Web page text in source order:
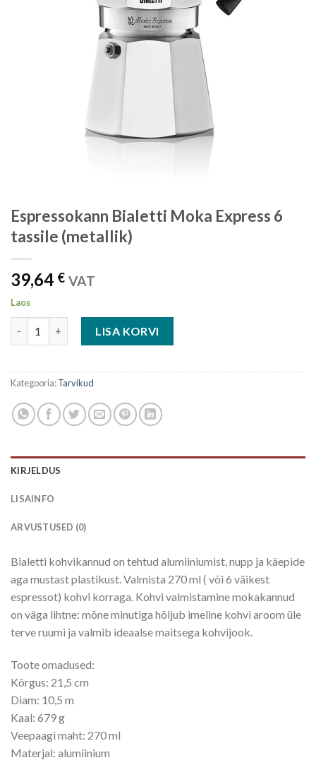
Espressokann Bialetti Moka Express 6
tassile (metallik)
39,64 € VAT
Laos
LISA KORVI
Kategooria:Tarvikud
KIRJELDUS
LISAINFO
ARVUSTUSED (0)
Bialetti kohvikannud on tehtud alumiiniumist, nupp ja käepide
aga mustast plastikust. Valmista 270 ml ( või 6 väikest
espressot) kohvi korraga. Kohvi valmistamine mokakannud
on väga lihtne: mõne minutiga hõljub imeline kohvi aroom üle
terve ruumi ja valmib ideaalse maitsega kohvijook.
Toote omadused:
Kõrgus: 21,5 cm
Diam: 10,5 m
Kaal: 679 g
Veepaagi maht: 270 ml
Materjal: alumiinium